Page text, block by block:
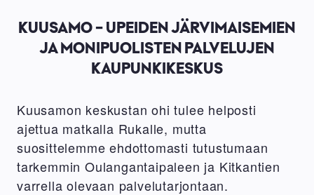
KUUSAMO - UPEIDEN JÄRVIMAISEMIEN
JA MONIPUOLISTEN PALVELUJEN
KAUPUNKIKESKUS
Kuusamon keskustan ohi tulee helposti
ajettua matkalla Rukalle, mutta
suosittelemme ehdottomasti tutustumaan
tarkemmin Oulangantaipaleen ja Kitkantien
varrella olevaan palvelutarjontaan.